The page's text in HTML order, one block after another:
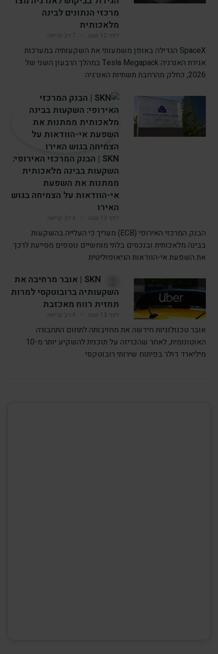
מרכזי הנתונים לבינה
מלאכותית
לפני 12 שעה • 7 דק’ קריאה
SpaceX הגדילה באופן משמעותי את השקעותיה במערכות
אגירת האנרגיה Tesla Megapack במהלך הרבעון השני של
2026, כחלק מהרחבת תשתיות האנרגיה
SKN | הבנק המרכזי האירופי:
השקעות בבינה מלאכותית
ממתנות את השפעת
אי-הוודאות על הצמיחה בגוש
האירו
לפני 13 שעה • 6 דק’ קריאה
הבנק המרכזי האירופי (ECB) מעריך כי העלייה בהשקעות
בבינה מלאכותית ובנכסים בלתי מוחשיים נוספים מסייעת לרכך
את השפעת אי-הוודאות הגיאופוליטית
SKN | אובר מרחיבה את
השקעותיה ברובוטקסי למרות
תחזית רווח מאכזבת
לפני 13 שעה • 6 דק’ קריאה
אובר טכנולוגיות חידשה את מחויבותה לתחום התחבורה
האוטונומית, לאחר שהכריזה על תוכנית להשקיע יותר מ-10
מיליארד דולר בפיתוח שירותי רובוטקסי